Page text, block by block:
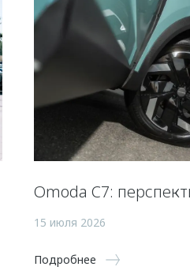
Omoda C7:
15 июля 2026
Подробнее